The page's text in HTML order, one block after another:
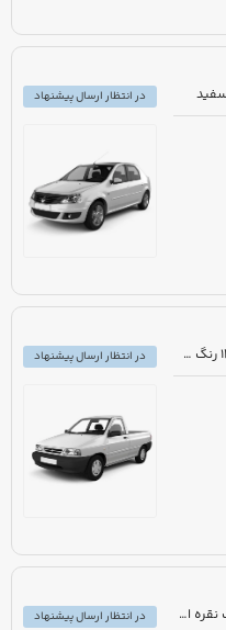
در انتظار ارسال پیشنهاد
مزایده دولتی خودرو پراید وانت 151 مدل 1403 رنگ سفید صدفی
در انتظار ارسال پیشنهاد
مزایده دولتی خودرو پراید 141i مدل 1385 رنگ نقره ای متالیک
در انتظار ارسال پیشنهاد